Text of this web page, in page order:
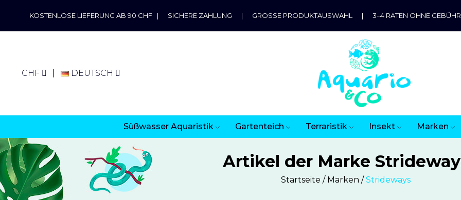
KOSTENLOSE LIEFERUNG AB 90 CHF | SICHERE ZAHLUNG | GROSSE PRODUKTAUSWAHL | 3–4 RATEN OHNE
CHF DEUTSCH
Süßwasser Aquaristik Gartenteich Terraristik Insekt Marken
Artikel der Marke
Startseite Marken Strideways